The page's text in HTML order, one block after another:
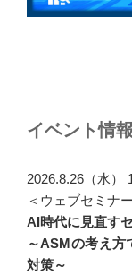
イベント情報
2026.8.26（水）
＜ウェブセミナ
AI時代に見直す
～ASMの考え方
対策～